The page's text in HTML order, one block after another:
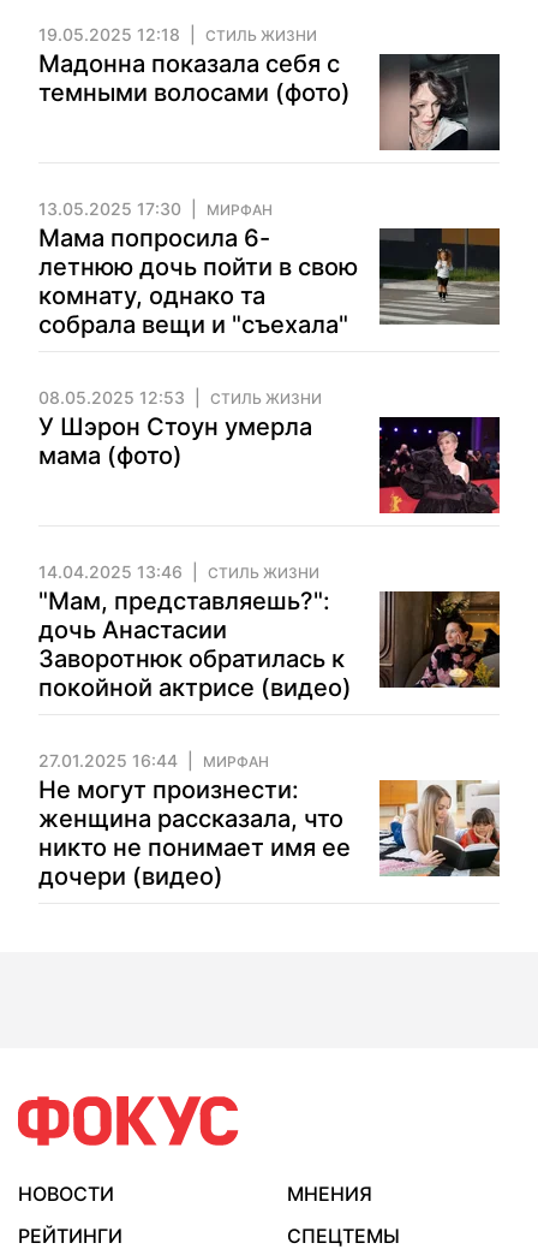
19.05.2025 12:18 СТИЛЬ ЖИЗНИ
Мадонна показала себя с
темными волосами (фото)
13.05.2025 17:30 МИРФАН
Мама попросила 6-
летнюю дочь пойти в свою
комнату, однако та
собрала вещи и "съехала"
08.05.2025 12:53 СТИЛЬ ЖИЗНИ
У Шэрон Стоун умерла
мама (фото)
14.04.2025 13:46 СТИЛЬ ЖИЗНИ
"Мам, представляешь?":
дочь Анастасии
Заворотнюк обратилась к
покойной актрисе (видео)
27.01.2025 16:44 МИРФАН
Не могут произнести:
женщина рассказала, что
никто не понимает имя ее
дочери (видео)
НОВОСТИ
МНЕНИЯ
РЕЙТИНГИ
СПЕЦТЕМЫ